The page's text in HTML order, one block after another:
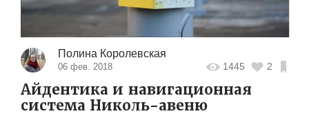
Полина Королевская
06 фев. 2018 1445 2
Айдентика и навигационная
система Николь-авеню